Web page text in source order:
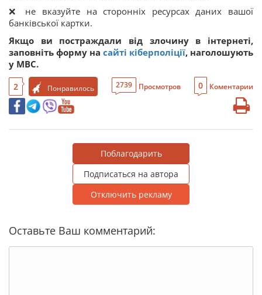
❌ не вказуйте на сторонніх ресурсах даних вашої
банківської картки.
Якщо ви постраждали від злочину в інтернеті,
заповніть форму на сайті кіберполіції, наголошують
у МВС.
2 Понравилось 2739 Просмотров 0 Коментарии
Поблагодарить
Подписаться на автора
Отключить рекламу
Оставьте Ваш комментарий: